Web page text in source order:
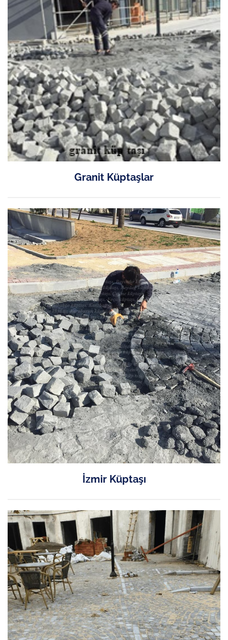
Granit Küptaşlar
İzmir Küptaşı